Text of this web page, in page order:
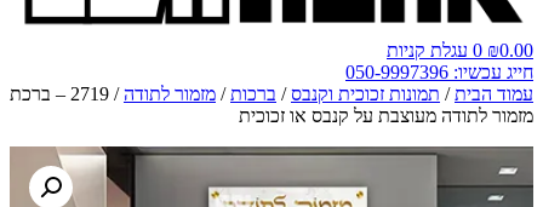
₪0.00
0 עגלת קניות
חייג עכשיו: 050-9997396
עמוד הבית/ תמונות זכוכית וקנבס/ ברכות/ מזמור לתודה
/ 2719 – ברכת
מזמור לתודה מעוצבת על קנבס או זכוכית